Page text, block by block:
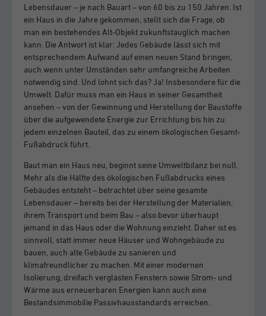
Lebensdauer – je nach Bauart – von 60 bis zu 150 Jahren. Ist
ein Haus in die Jahre gekommen, stellt sich die Frage, ob
man ein bestehendes Alt-Objekt zukunftstauglich machen
kann. Die Antwort ist klar: Jedes Gebäude lässt sich mit
entsprechendem Aufwand auf einen neuen Stand bringen,
auch wenn unter Umständen sehr umfangreiche Arbeiten
notwendig sind. Und lohnt sich das? Ja! Insbesondere für die
Umwelt. Dafür muss man ein Haus in seiner Gesamtheit
ansehen – von der Gewinnung und Herstellung der Baustoffe
über die aufgewendete Energie zur Errichtung bis hin zu
jedem einzelnen Bauteil, das zu einem ökologischen Gesamt-
Fußabdruck führt.
Baut man ein Haus neu, beginnt seine Umweltbilanz bei null.
Mehr als die Hälfte des ökologischen Fußabdrucks eines
Gebäudes entsteht – betrachtet über seine gesamte
Lebensdauer – bereits bei der Herstellung der Materialien,
ihrem Transport und beim Bau – also bevor überhaupt
jemand in das Haus oder die Wohnung einzieht. Daher ist es
sinnvoll, statt immer neue Häuser und Wohngebäude zu
bauen, auch alte Gebäude zu sanieren und
klimafreundlicher zu machen. Mit einer modernen
Isolierung, dreifach verglasten Fenstern sowie Strom- und
Wärme aus erneuerbaren Energien kann auch eine
Bestandsimmobilie Passivhausstandards erreichen.